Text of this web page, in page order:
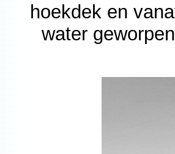
hoekdek en
water